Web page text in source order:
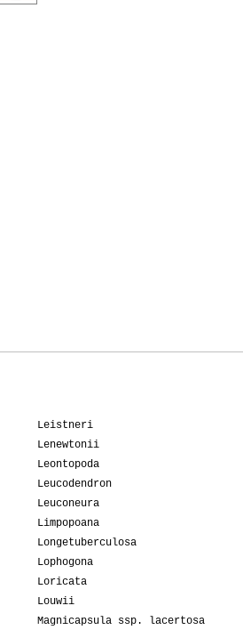
Leistneri
Lenewtonii
Leontopoda
Leucodendron
Leuconeura
Limpopoana
Longetuberculosa
Lophogona
Loricata
Louwii
Magnicapsula ssp. lacertosa